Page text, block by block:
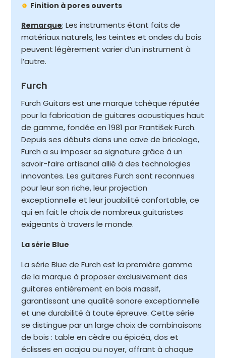
Finition à pores ouverts
Remarque: Les instruments étant faits de
matériaux naturels, les teintes et ondes du bois
peuvent légèrement varier d’un instrument à
l’autre.
Furch
Furch Guitars est une marque tchèque réputée
pour la fabrication de guitares acoustiques haut
de gamme, fondée en 1981 par František Furch.
Depuis ses débuts dans une cave de bricolage,
Furch a su imposer sa signature grâce à un
savoir-faire artisanal allié à des technologies
innovantes. Les guitares Furch sont reconnues
pour leur son riche, leur projection
exceptionnelle et leur jouabilité confortable, ce
qui en fait le choix de nombreux guitaristes
exigeants à travers le monde.
La série Blue
La série Blue de Furch est la première gamme
de la marque à proposer exclusivement des
guitares entièrement en bois massif,
garantissant une qualité sonore exceptionnelle
et une durabilité à toute épreuve. Cette série
se distingue par un large choix de combinaisons
de bois : table en cèdre ou épicéa, dos et
éclisses en acajou ou noyer, offrant à chaque